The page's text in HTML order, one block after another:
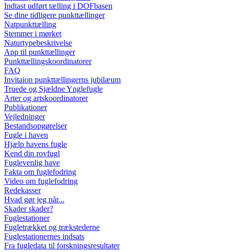
Indtast udført tælling i DOFbasen
Se dine tidligere punkttællinger
Natpunkttælling
Stemmer i mørket
Naturtypebeskrivelse
App til punkttællinger
Punkttællingskoordinatorer
FAQ
Invitaion punkttællingerns jubilæum
Truede og Sjældne Ynglefugle
Arter og artskoordinatorer
Publikationer
Vejledninger
Bestandsopgørelser
Fugle i haven
Hjælp havens fugle
Kend din rovfugl
Fuglevenlig have
Fakta om fuglefodring
Video om fuglefodring
Redekasser
Hvad gør jeg når...
Skader skader?
Fuglestationer
Fugletrækket og trækstederne
Fuglestationernes indsats
Fra fugledata til forskningsresultater